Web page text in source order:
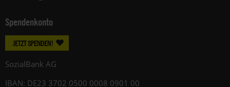
Spendenkonto
JETZT SPENDEN!
SozialBank AG
IBAN: DE23 3702 0500 0008 0901 00